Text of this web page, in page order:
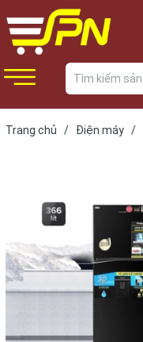
Trang chủ / Điện máy /